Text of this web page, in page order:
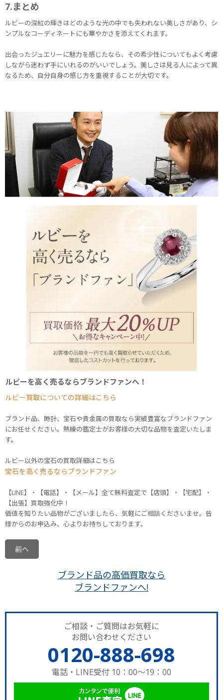
7.まとめ
ルビーの深紅の輝きはどのような光の中でも失われない美しさがあり、シ
ンプルなコーディネートにも華やかさを添えてくれます。
出会ったジュエリーに魅力を感じたなら、その希少性についてもよく考慮
しながら迷わず手にいれるのがいいでしょう。美しさは見る人によって異
なるため、自分自身の感じ方を重視することが大切です。
ルビーを高く売るならブランドファンへ！
ルビー買取についての詳細はこちら
ブランド品、時計、宝石や貴金属の買取なら実績豊富なブランドファン
にお任せください。熟練の鑑定士がお客様の大切な品物を査定いたしま
す。
ルビー以外の宝石の買取詳細はこちら
宝石を高く売るならブランドファン
【LINE】・【電話】・【メール】全て無料査定で【店頭】・【宅配】・
【出張】買取強化中！
価値を知りたい品物がございましたら、気軽にご相談くださいませ。皆
様からのお申込み、心よりお待ちしております。
前へ
ブランド品の高価買取なら
ブランドファンへ!
ご相談・ご質問はお気軽に
お問い合わせください
0120-888-698
電話・LINE受付 10：00～19：00